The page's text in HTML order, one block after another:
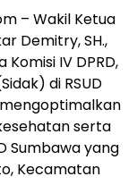
– Wakil Ketua
Demitry, SH.,
IV DPRD,
di RSUD
serta
Sumbawa yang
Kecamatan